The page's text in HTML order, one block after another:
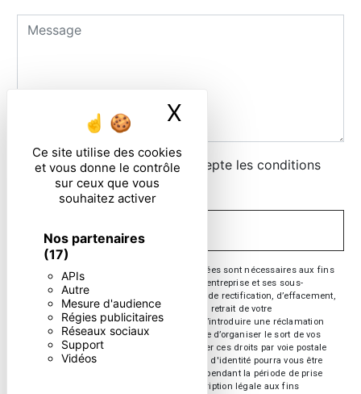
Ce site utilise des cookies
et vous donne le contrôle
sur ceux que vous
souhaitez activer
Nos partenaires
(17)
APIs
Autre
Mesure d'audience
Régies publicitaires
Réseaux sociaux
Support
Vidéos
X
En cochant cette case, j'accepte les conditions
particulières ci-dessous **
** Les données personnelles communiquées sont nécessaires aux fins
de vous contacter. Elles sont destinées à l'entreprise et ses sous-
traitants. Vous disposez de droits d’accès, de rectification, d’effacement,
de portabilité, de limitation, d’opposition, de retrait de votre
consentement à tout moment et du droit d’introduire une réclamation
auprès d’une autorité de contrôle, ainsi que d’organiser le sort de vos
données post-mortem. Vous pouvez exercer ces droits par voie postale
ou par courrier électronique. Un justificatif d'identité pourra vous être
demandé. Nous conservons vos données pendant la période de prise
de contact puis pendant la durée de prescription légale aux fins